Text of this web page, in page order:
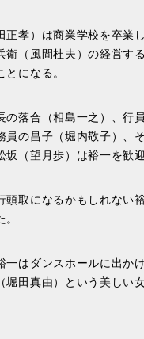
正孝）は商業学校を卒業
衛（風間杜夫）の経営す
とになる。
の落合（相島一之）、行
員の昌子（堀内敬子）、
坂（望月歩）は裕一を歓迎
頭取になるかもしれない
。
一はダンスホールに出か
堀田真由）という美しい